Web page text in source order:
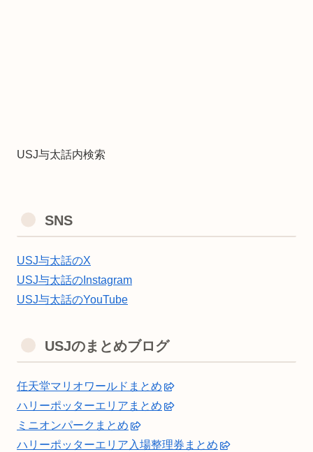
USJ与太話内検索
SNS
USJ与太話のX
USJ与太話のInstagram
USJ与太話のYouTube
USJのまとめブログ
任天堂マリオワールドまとめ
ハリーポッターエリアまとめ
ミニオンパークまとめ
ハリーポッターエリア入場整理券まとめ